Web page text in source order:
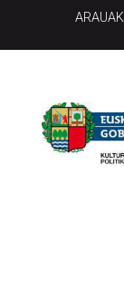
ARAUAK